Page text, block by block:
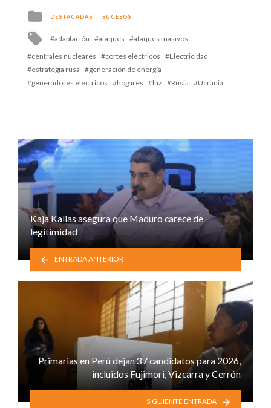
Posted
in
DESTACADAS SUCESOS
Tagged
with
adaptación ataques
ataques masivos
centrales nucleares
cortes eléctricos
Electricidad
estrategia rusa
generación de energía
generadores eléctricos
hogares luz Rusia Ucrania
Kaja Kallas asegura que Maduro carece de
legitimidad
ENTRADA ANTERIOR
Primarias en Perú dejan 37 candidatos para 2026,
incluidos Fujimori, Vizcarra y Cerrón
SIGUIENTE ENTRADA